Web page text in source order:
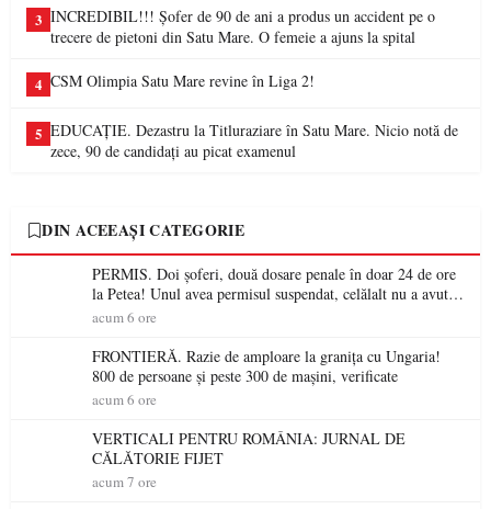
3 INCREDIBIL!!! Șofer de 90 de ani a produs un accident pe o
trecere de pietoni din Satu Mare. O femeie a ajuns la spital
4 CSM Olimpia Satu Mare revine în Liga 2!
5 EDUCAȚIE. Dezastru la Titluraziare în Satu Mare. Nicio notă de
zece, 90 de candidați au picat examenul
DIN ACEEAȘI CATEGORIE
PERMIS. Doi șoferi, două dosare penale în doar 24 de ore
la Petea! Unul avea permisul suspendat, celălalt nu a avut
niciodată permis
acum 6 ore
FRONTIERĂ. Razie de amploare la granița cu Ungaria!
800 de persoane și peste 300 de mașini, verificate
acum 6 ore
VERTICALI PENTRU ROMÂNIA: JURNAL DE
CĂLĂTORIE FIJET
acum 7 ore